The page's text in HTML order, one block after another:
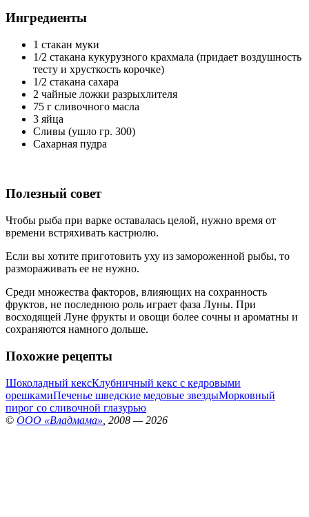
Ингредиенты
1 стакан муки
1/2 стакана кукурузного крахмала (придает воздушность
тесту и хрусткость корочке)
1/2 стакана сахара
2 чайные ложки разрыхлителя
75 г сливочного масла
3 яйца
Сливы (ушло гр. 300)
Сахарная пудра
Полезный совет
Чтобы рыба при варке оставалась целой, нужно время от
времени встряхивать кастрюлю.
Если вы хотите приготовить уху из замороженной рыбы, то
размораживать ее не нужно.
Среди множества факторов, влияющих на сохранность
фруктов, не последнюю роль играет фаза Луны. При
восходящей Луне фрукты и овощи более сочны и ароматны и
сохраняются намного дольше.
Похожие рецепты
Шоколадный кексКлубничный кекс с кедровыми
орешкамиПеченье шведские медовые звездыМорковный
пирог со сливочной глазурью
© ООО «Владмама» , 2008 — 2026